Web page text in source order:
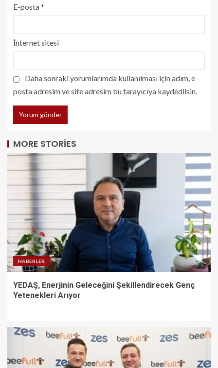
E-posta*
İnternet sitesi
Daha sonraki yorumlarımda kullanılması için adım, e-
posta adresim ve site adresim bu tarayıcıya kaydedilsin.
MORE STORIES
HABERLER
YEDAŞ, Enerjinin Geleceğini Şekillendirecek Genç
Yetenekleri Arıyor